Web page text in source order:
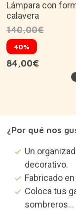
Lámpara con
calavera
140,00€
40%
84,00€
¿Por qué nos
Un
decorativo.
Fabricado
Coloca tus
sombreros...